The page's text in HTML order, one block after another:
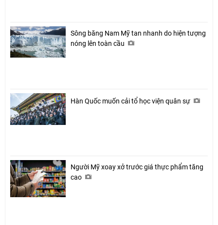
Sông băng Nam Mỹ tan nhanh do hiện tượng
nóng lên toàn cầu
Hàn Quốc muốn cải tổ học viện quân sự
Người Mỹ xoay xở trước giá thực phẩm tăng
cao